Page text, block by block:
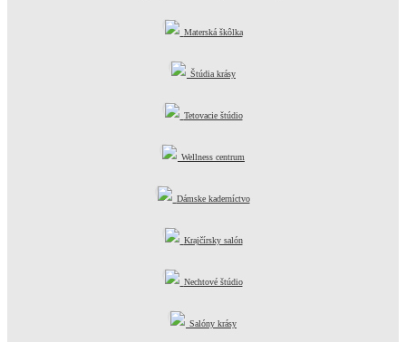
Materská škôlka
Štúdia krásy
Tetovacie štúdio
Wellness centrum
Dámske kaderníctvo
Krajčírsky salón
Nechtové štúdio
Salóny krásy